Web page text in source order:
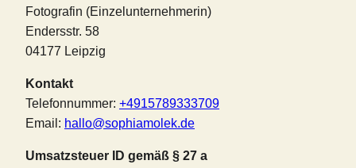
Fotografin (Einzelunternehmerin)
Endersstr. 58
04177 Leipzig
Kontakt
Telefonnummer: +4915789333709
Email: hallo@sophiamolek.de
Umsatzsteuer ID gemäß § 27 a